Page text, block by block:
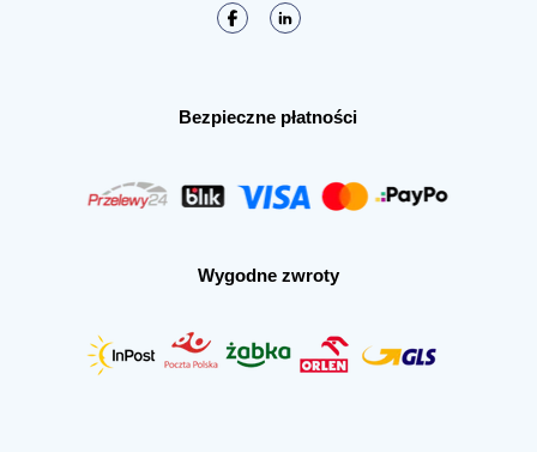
Bezpieczne płatności
Wygodne zwroty